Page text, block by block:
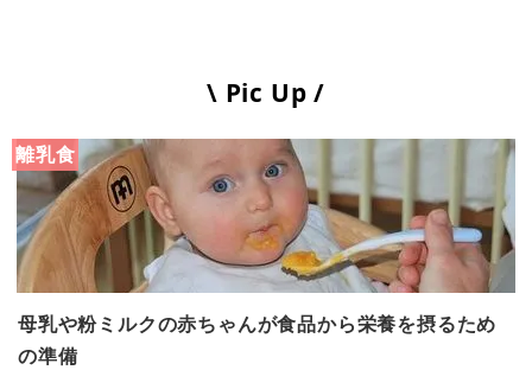
\ Pic Up /
離乳食
母乳や粉ミルクの赤ちゃんが食品から栄養を摂るため
の準備